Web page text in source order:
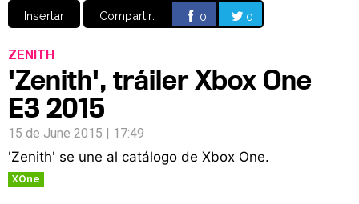
Insertar Compartir: 0 0
ZENITH
'Zenith', tráiler Xbox One
E3 2015
15 de June 2015 | 17:49
'Zenith' se une al catálogo de Xbox One.
XOne